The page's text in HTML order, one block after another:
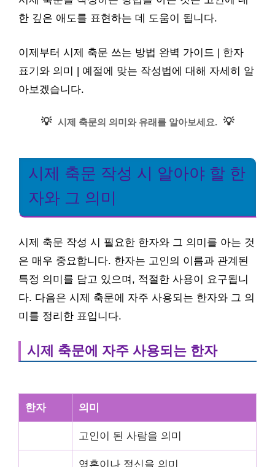
한 깊은 애도를 표현하는 데 도움이 됩니다.
이제부터 시제 축문 쓰는 방법 완벽 가이드 | 한자
표기와 의미 | 예절에 맞는 작성법에 대해 자세히 알
아보겠습니다.
💡 시제 축문의 의미와 유래를 알아보세요. 💡
시제 축문 작성 시 알아야 할 한
자와 그 의미
시제 축문 작성 시 필요한 한자와 그 의미를 아는 것
은 매우 중요합니다. 한자는 고인의 이름과 관계된
특정 의미를 담고 있으며, 적절한 사용이 요구됩니
다. 다음은 시제 축문에 자주 사용되는 한자와 그 의
미를 정리한 표입니다.
시제 축문에 자주 사용되는 한자
한자 의미
고인이 된 사람을 의미
영혼이나 정신을 의미